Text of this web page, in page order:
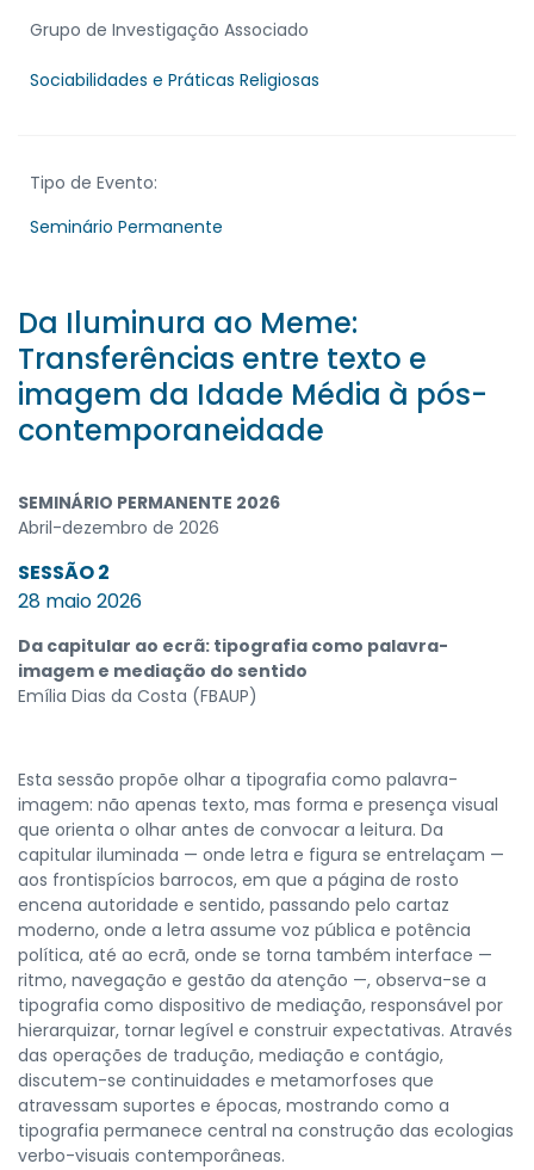
Grupo de Investigação Associado
Sociabilidades e Práticas Religiosas
Tipo de Evento:
Seminário Permanente
Da Iluminura ao Meme:
Transferências entre texto e
imagem da Idade Média à pós-
contemporaneidade
SEMINÁRIO PERMANENTE 2026
Abril-dezembro de 2026
SESSÃO 2
28 maio 2026
Da capitular ao ecrã: tipografia como palavra-
imagem e mediação do sentido
Emília Dias da Costa (FBAUP)
Esta sessão propõe olhar a tipografia como palavra-
imagem: não apenas texto, mas forma e presença visual
que orienta o olhar antes de convocar a leitura. Da
capitular iluminada — onde letra e figura se entrelaçam —
aos frontispícios barrocos, em que a página de rosto
encena autoridade e sentido, passando pelo cartaz
moderno, onde a letra assume voz pública e potência
política, até ao ecrã, onde se torna também interface —
ritmo, navegação e gestão da atenção —, observa-se a
tipografia como dispositivo de mediação, responsável por
hierarquizar, tornar legível e construir expectativas. Através
das operações de tradução, mediação e contágio,
discutem-se continuidades e metamorfoses que
atravessam suportes e épocas, mostrando como a
tipografia permanece central na construção das ecologias
verbo-visuais contemporâneas.